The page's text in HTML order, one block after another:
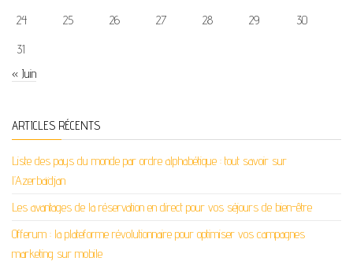
24
25 26 27 28 29
30
31
« Juin
ARTICLES RÉCENTS
Liste des pays du monde par ordre alphabétique : tout savoir sur
l’Azerbaïdjan
Les avantages de la réservation en direct pour vos séjours de bien-être
Offerum : la plateforme révolutionnaire pour optimiser vos campagnes
marketing sur mobile